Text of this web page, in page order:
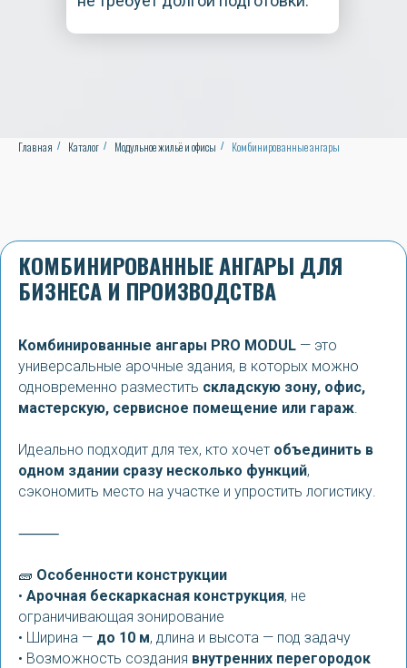
Главная / Каталог / Модульное жильё и офисы / Комбинированные ангары
КОМБИНИРОВАННЫЕ АНГАРЫ ДЛЯ
БИЗНЕСА И ПРОИЗВОДСТВА
Комбинированные ангары PRO MODUL — это
универсальные арочные здания, в которых можно
одновременно разместить складскую зону, офис,
мастерскую, сервисное помещение или гараж.
Идеально подходит для тех, кто хочет объединить в
одном здании сразу несколько функций,
сэкономить место на участке и упростить логистику.
⸻
🧱 Особенности конструкции
• Арочная бескаркасная конструкция, не
ограничивающая зонирование
• Ширина — до 10 м, длина и высота — под задачу
• Возможность создания внутренних перегородок